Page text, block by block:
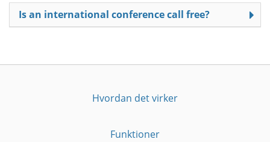
Is an international conference call free?
Hvordan det virker
Funktioner